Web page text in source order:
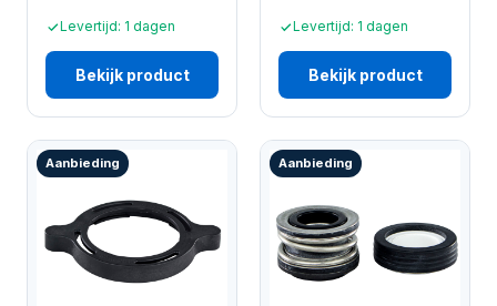
Levertijd: 1 dagen
Bekijk product
Levertijd: 1 dagen
Bekijk product
Aanbieding Aanbieding